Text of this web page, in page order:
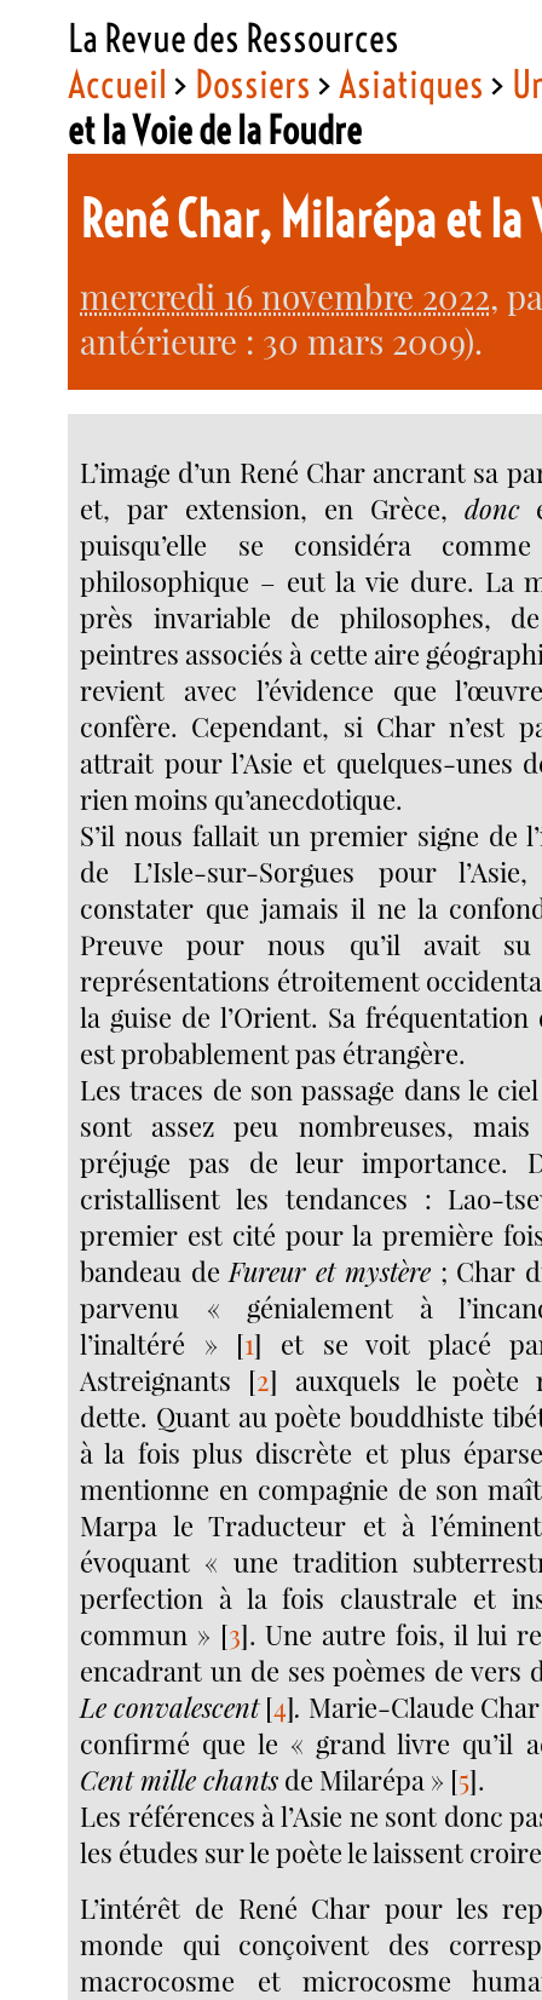
La Revue des Ressources
Accueil > Dossiers >Asiatiques >
et la Voie de la Foudre
René Char, Milarépa et
mercredi 16 novembre 2022,
antérieure : 30 mars 2009).
L’image d’un René Char ancrant sa
et, par extension, en Grèce, donc
puisqu’elle se considéra
philosophique – eut la vie dure. La
près invariable de philosophes,
peintres associés à cette aire
revient avec l’évidence que
confère. Cependant, si Char n’est
attrait pour l’Asie et quelques-unes
rien moins qu’anecdotique.
S’il nous fallait un premier signe de
de L’Isle-sur-Sorgues pour
constater que jamais il ne la
Preuve pour nous qu’il avait
représentations étroitement
la guise de l’Orient. Sa fréquentation
est probablement pas étrangère.
Les traces de son passage dans le
sont assez peu nombreuses,
préjuge pas de leur importance.
cristallisent les tendances : Lao-
premier est cité pour la première
bandeau deFureur et mystère ; Char
parvenu « génialement à
l’inaltéré » [1] et se voit placé
Astreignants [2] auxquels le poète
dette. Quant au poète bouddhiste
à la fois plus discrète et plus
mentionne en compagnie de son
Marpa le Traducteur et à
évoquant « une tradition
perfection à la fois claustrale et
commun » [3]. Une autre fois, il lui
encadrant un de ses poèmes de vers
Le convalescent[4]. Marie-Claude
confirmé que le « grand livre qu’il
Cent mille chants de Milarépa » [5].
Les références à l’Asie ne sont donc
les études sur le poète le laissent
L’intérêt de René Char pour les
monde qui conçoivent des
macrocosme et microcosme